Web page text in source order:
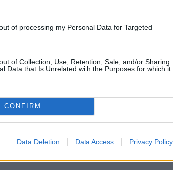
of processing my Personal Data for Targeted
of Collection, Use, Retention, Sale, and/or Sharing
Data that Is Unrelated with the Purposes for which it
CONFIRM
Data Deletion Data Access Privacy Policy
voi vain kuvitella millainen myrsky Ruotsissa
hyvällä.